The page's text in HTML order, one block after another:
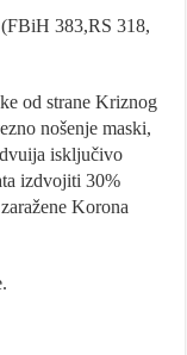
383,RS 318,
od strane Kriznog
nošenje maski,
isključivo
izdvojiti 30%
Korona